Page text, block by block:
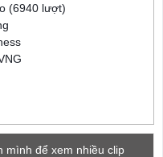
(6940 lượt)
mình để xem nhiều clip